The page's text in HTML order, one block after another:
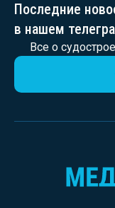
Последние
в нашем
Все о